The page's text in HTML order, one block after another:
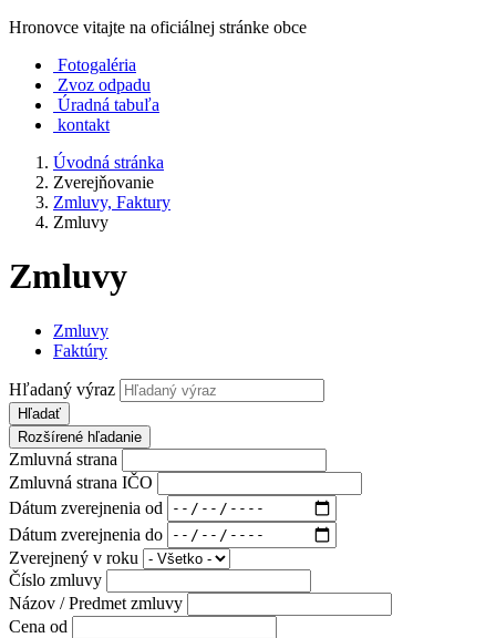
Hronovce vitajte na oficiálnej stránke obce
Fotogaléria
Zvoz odpadu
Úradná tabuľa
kontakt
Úvodná stránka
Zverejňovanie
Zmluvy, Faktury
Zmluvy
Zmluvy
Zmluvy
Faktúry
Hľadaný výraz
Hľadať
Rozšírené hľadanie
Zmluvná strana
Zmluvná strana IČO
Dátum zverejnenia od
Dátum zverejnenia do
Zverejnený v roku
Číslo zmluvy
Názov / Predmet zmluvy
Cena od